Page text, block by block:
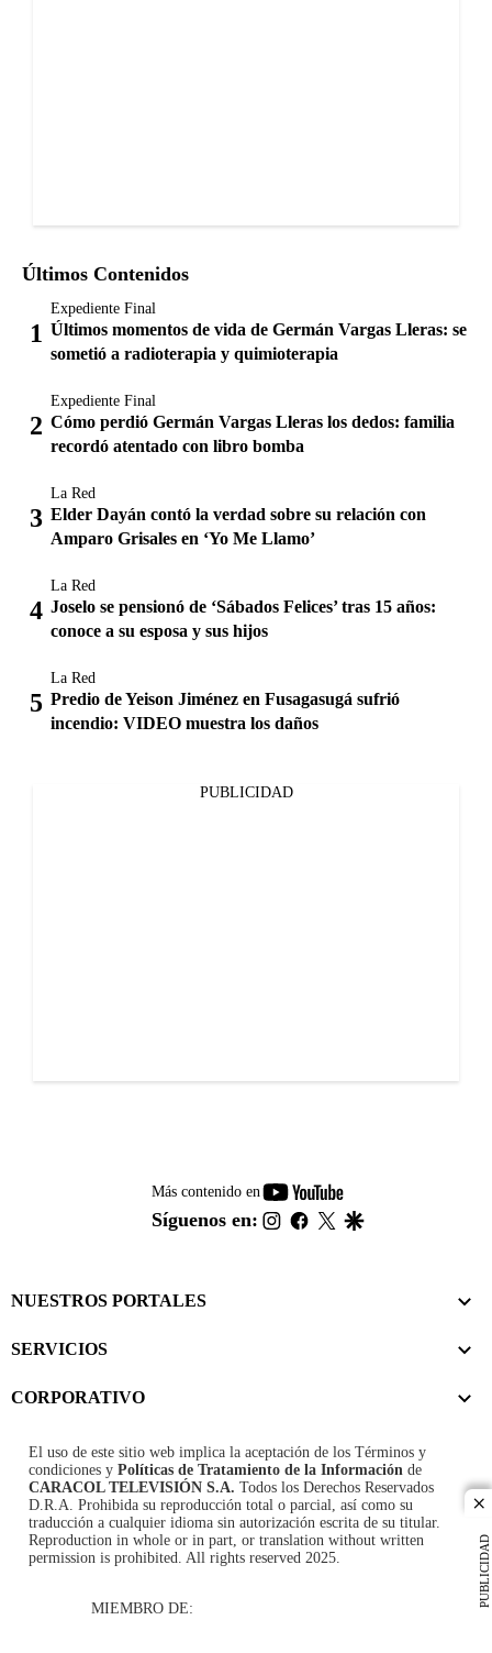
PUBLICIDAD
Últimos Contenidos
Expediente Final
Últimos momentos de vida de Germán Vargas Lleras: se
sometió a radioterapia y quimioterapia
Expediente Final
Cómo perdió Germán Vargas Lleras los dedos: familia
recordó atentado con libro bomba
La Red
Elder Dayán contó la verdad sobre su relación con
Amparo Grisales en ‘Yo Me Llamo’
La Red
Joselo se pensionó de ‘Sábados Felices’ tras 15 años:
conoce a su esposa y sus hijos
La Red
Predio de Yeison Jiménez en Fusagasugá sufrió
incendio: VIDEO muestra los daños
PUBLICIDAD
Más contenido en
youtube-
footer
Síguenos en: instagram
facebook
twitter
NUESTROS PORTALES
SERVICIOS
CORPORATIVO
El uso de este sitio web implica la aceptación de los Términos y
condiciones y Políticas de Tratamiento de la Información de
CARACOL TELEVISIÓN S.A. Todos los Derechos Reservados
D.R.A. Prohibida su reproducción total o parcial, así como su
traducción a cualquier idioma sin autorización escrita de su titular.
Reproduction in whole or in part, or translation without written
permission is prohibited. All rights reserved 2025.
MIEMBRO DE: